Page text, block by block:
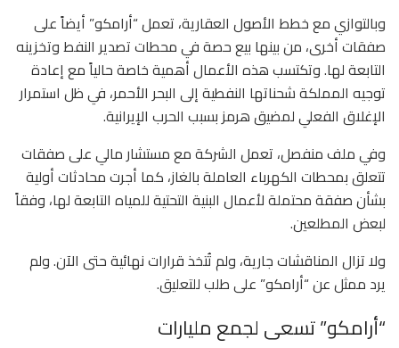
وبالتوازي مع خطط الأصول العقارية، تعمل “أرامكو” أيضاً على
صفقات أخرى، من بينها بيع حصة في محطات تصدير النفط وتخزينه
التابعة لها. وتكتسب هذه الأعمال أهمية خاصة حالياً مع إعادة
توجيه المملكة شحناتها النفطية إلى البحر الأحمر، في ظل استمرار
الإغلاق الفعلي لمضيق هرمز بسبب الحرب الإيرانية.
وفي ملف منفصل، تعمل الشركة مع مستشار مالي على صفقات
تتعلق بمحطات الكهرباء العاملة بالغاز، كما أجرت محادثات أولية
بشأن صفقة محتملة لأعمال البنية التحتية للمياه التابعة لها، وفقاً
لبعض المطلعين.
ولا تزال المناقشات جارية، ولم تُتخذ قرارات نهائية حتى الآن. ولم
يرد ممثل عن “أرامكو” على طلب للتعليق.
“أرامكو” تسعى لجمع مليارات